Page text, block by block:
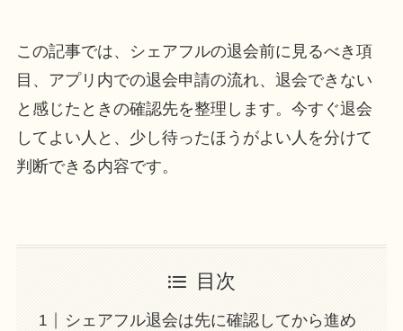
この記事では、シェアフルの退会前に見るべき項
目、アプリ内での退会申請の流れ、退会できない
と感じたときの確認先を整理します。今すぐ退会
してよい人と、少し待ったほうがよい人を分けて
判断できる内容です。
目次
シェアフル退会は先に確認してから進め